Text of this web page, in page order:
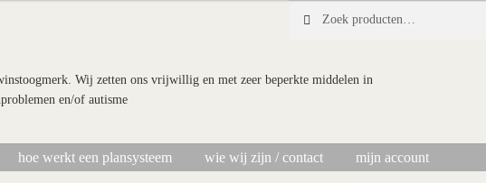
Wij zetten ons vrijwillig en met zeer beperkte middelen in
en/of autisme
naar:
hoe werkt een plansysteem wie wij zijn / contact mijn account